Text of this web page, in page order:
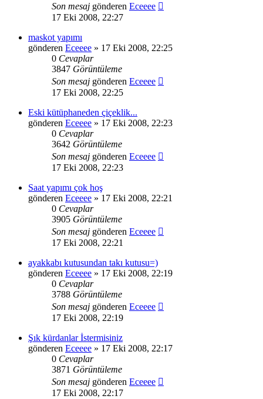
Son mesaj gönderen Eceeee
17 Eki 2008, 22:27
maskot yapımı
gönderen Eceeee » 17 Eki 2008, 22:25
0 Cevaplar
3847 Görüntüleme
Son mesaj gönderen Eceeee
17 Eki 2008, 22:25
Eski kütüphaneden çiçeklik...
gönderen Eceeee » 17 Eki 2008, 22:23
0 Cevaplar
3642 Görüntüleme
Son mesaj gönderen Eceeee
17 Eki 2008, 22:23
Saat yapımı çok hoş
gönderen Eceeee » 17 Eki 2008, 22:21
0 Cevaplar
3905 Görüntüleme
Son mesaj gönderen Eceeee
17 Eki 2008, 22:21
ayakkabı kutusundan takı kutusu=)
gönderen Eceeee » 17 Eki 2008, 22:19
0 Cevaplar
3788 Görüntüleme
Son mesaj gönderen Eceeee
17 Eki 2008, 22:19
Şık kürdanlar İstermisiniz
gönderen Eceeee » 17 Eki 2008, 22:17
0 Cevaplar
3871 Görüntüleme
Son mesaj gönderen Eceeee
17 Eki 2008, 22:17